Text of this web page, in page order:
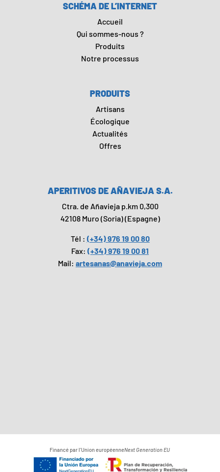
SCHÉMA DE L’INTERNET
Accueil
Qui sommes-nous ?
Produits
Notre processus
PRODUITS
Artisans
Écologique
Actualités
Offres
APERITIVOS DE AÑAVIEJA S.A.
Ctra. de Añavieja p.km 0,300
42108 Muro (Soria) (Espagne)
Tél : (+34) 976 19 00 80
Fax: (+34) 976 19 00 81
Mail: artesanas@anavieja.com
Financé par l’Union européenneNext Generation EU